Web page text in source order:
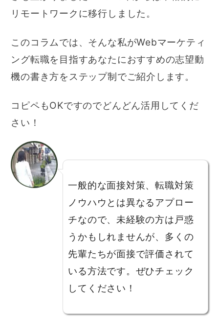
リモートワークに移行しました。
このコラムでは、そんな私がWebマーケティ
ング転職を目指すあなたにおすすめの志望動
機の書き方をステップ制でご紹介します。
コピペもOKですのでどんどん活用してくだ
さい！
一般的な面接対策、転職対策
ノウハウとは異なるアプロー
チなので、未経験の方は戸惑
うかもしれませんが、多くの
先輩たちが面接で評価されて
いる方法です。ぜひチェック
してください！